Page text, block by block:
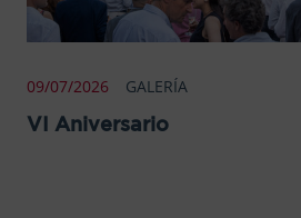
09/07/2026 GALERÍA
VI Aniversario